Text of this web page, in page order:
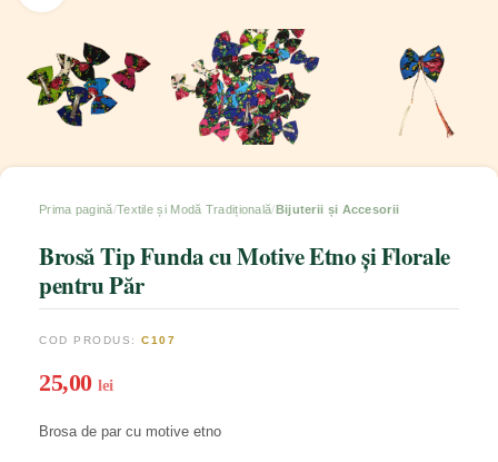
Prima pagină Textile și Modă Tradițională Bijuterii și Accesorii
Brosă Tip Funda cu Motive Etno și Florale
pentru Păr
COD PRODUS: C107
25,00lei
Brosa de par cu motive etno